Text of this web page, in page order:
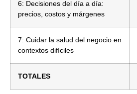
6: Decisiones del día a día:
precios, costos y márgenes
7: Cuidar la salud del negocio en
contextos difíciles
TOTALES